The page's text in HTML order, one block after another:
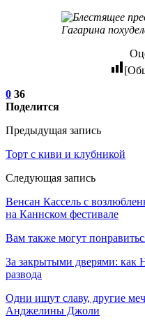
0 36
Поделится
Предыдущая запись
Торт с киви и клубникой
Следующая запись
Венсан Кассель с
на Каннском фестивале
Вам также могут
За закрытыми дверями: как
развода
Одни ищут славу, другие
Анджелины Джоли